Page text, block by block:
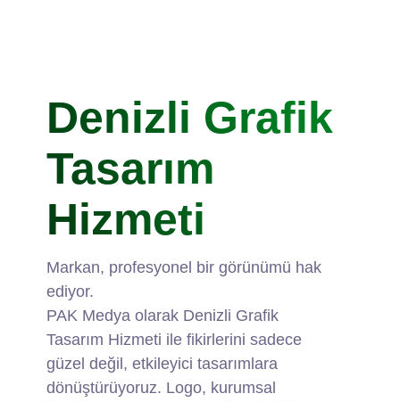
Denizli Grafik
Tasarım
Hizmeti
Markan, profesyonel bir görünümü hak
ediyor.
PAK Medya olarak Denizli Grafik
Tasarım Hizmeti ile fikirlerini sadece
güzel değil, etkileyici tasarımlara
dönüştürüyoruz. Logo, kurumsal